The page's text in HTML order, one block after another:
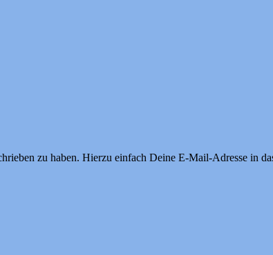
zu haben. Hierzu einfach Deine E-Mail-Adresse in